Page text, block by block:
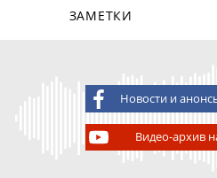
ЗАМЕТКИ
Новости и
Видео-архив